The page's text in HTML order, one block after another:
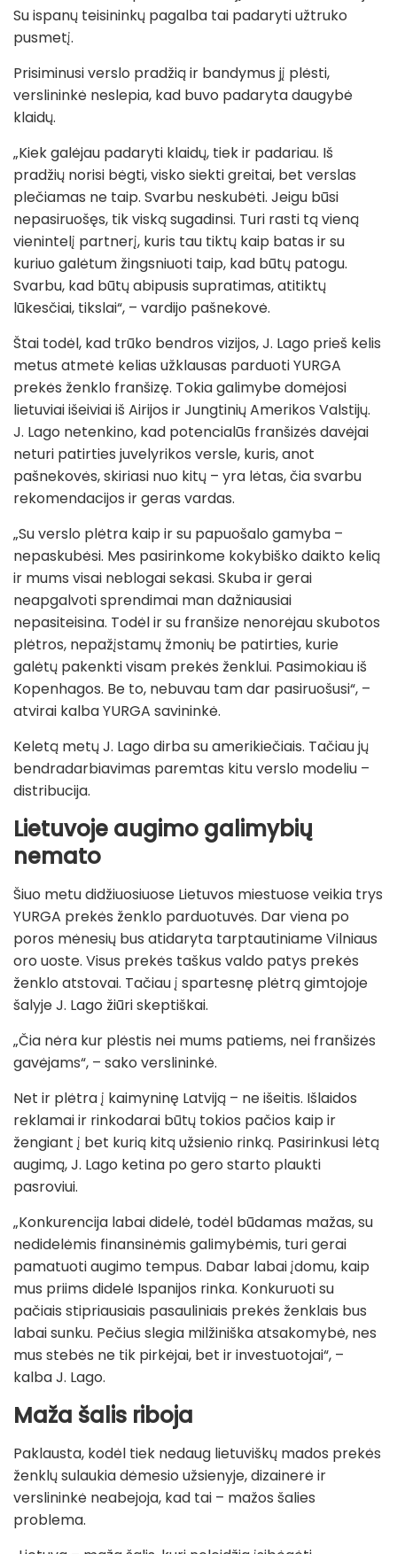
Su ispanų teisininkų pagalba tai padaryti užtruko
pusmetį.
Prisiminusi verslo pradžią ir bandymus jį plėsti,
verslininkė neslepia, kad buvo padaryta daugybė
klaidų.
„Kiek galėjau padaryti klaidų, tiek ir padariau. Iš
pradžių norisi bėgti, visko siekti greitai, bet verslas
plečiamas ne taip. Svarbu neskubėti. Jeigu būsi
nepasiruošęs, tik viską sugadinsi. Turi rasti tą vieną
vienintelį partnerį, kuris tau tiktų kaip batas ir su
kuriuo galėtum žingsniuoti taip, kad būtų patogu.
Svarbu, kad būtų abipusis supratimas, atitiktų
lūkesčiai, tikslai“, – vardijo pašnekovė.
Štai todėl, kad trūko bendros vizijos, J. Lago prieš kelis
metus atmetė kelias užklausas parduoti YURGA
prekės ženklo franšizę. Tokia galimybe domėjosi
lietuviai išeiviai iš Airijos ir Jungtinių Amerikos Valstijų.
J. Lago netenkino, kad potencialūs franšizės davėjai
neturi patirties juvelyrikos versle, kuris, anot
pašnekovės, skiriasi nuo kitų – yra lėtas, čia svarbu
rekomendacijos ir geras vardas.
„Su verslo plėtra kaip ir su papuošalo gamyba –
nepaskubėsi. Mes pasirinkome kokybiško daikto kelią
ir mums visai neblogai sekasi. Skuba ir gerai
neapgalvoti sprendimai man dažniausiai
nepasiteisina. Todėl ir su franšize nenorėjau skubotos
plėtros, nepažįstamų žmonių be patirties, kurie
galėtų pakenkti visam prekės ženklui. Pasimokiau iš
Kopenhagos. Be to, nebuvau tam dar pasiruošusi“, –
atvirai kalba YURGA savininkė.
Keletą metų J. Lago dirba su amerikiečiais. Tačiau jų
bendradarbiavimas paremtas kitu verslo modeliu –
distribucija.
Lietuvoje augimo galimybių
nemato
Šiuo metu didžiuosiuose Lietuvos miestuose veikia trys
YURGA prekės ženklo parduotuvės. Dar viena po
poros mėnesių bus atidaryta tarptautiniame Vilniaus
oro uoste. Visus prekės taškus valdo patys prekės
ženklo atstovai. Tačiau į spartesnę plėtrą gimtojoje
šalyje J. Lago žiūri skeptiškai.
„Čia nėra kur plėstis nei mums patiems, nei franšizės
gavėjams“, – sako verslininkė.
Net ir plėtra į kaimyninę Latviją – ne išeitis. Išlaidos
reklamai ir rinkodarai būtų tokios pačios kaip ir
žengiant į bet kurią kitą užsienio rinką. Pasirinkusi lėtą
augimą, J. Lago ketina po gero starto plaukti
pasroviui.
„Konkurencija labai didelė, todėl būdamas mažas, su
nedidelėmis finansinėmis galimybėmis, turi gerai
pamatuoti augimo tempus. Dabar labai įdomu, kaip
mus priims didelė Ispanijos rinka. Konkuruoti su
pačiais stipriausiais pasauliniais prekės ženklais bus
labai sunku. Pečius slegia milžiniška atsakomybė, nes
mus stebės ne tik pirkėjai, bet ir investuotojai“, –
kalba J. Lago.
Maža šalis riboja
Paklausta, kodėl tiek nedaug lietuviškų mados prekės
ženklų sulaukia dėmesio užsienyje, dizainerė ir
verslininkė neabejoja, kad tai – mažos šalies
problema.